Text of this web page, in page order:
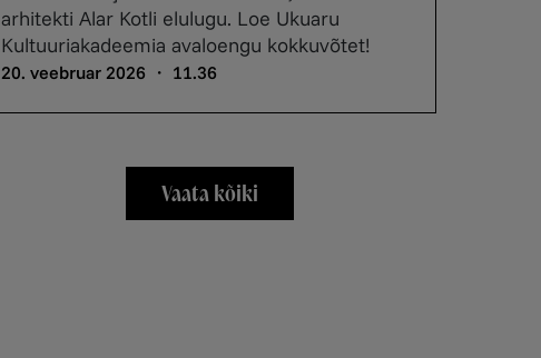
arhitekti Alar Kotli elulugu. Loe Ukuaru
Kultuuriakadeemia avaloengu kokkuvõtet!
20. veebruar 2026 ・ 11.36
Vaata kõiki